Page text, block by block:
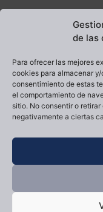
de las
Para ofrecer las mejores
cookies para almacenar
consentimiento de estas
el comportamiento de
sitio. No consentir o
negativamente a ciertas
He leído y
Diseño y